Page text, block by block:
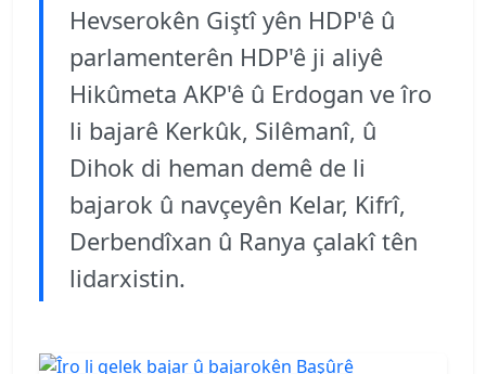
Hevserokên Giştî yên HDP'ê û
parlamenterên HDP'ê ji aliyê
Hikûmeta AKP'ê û Erdogan ve îro
li bajarê Kerkûk, Silêmanî, û
Dihok di heman demê de li
bajarok û navçeyên Kelar, Kifrî,
Derbendîxan û Ranya çalakî tên
lidarxistin.